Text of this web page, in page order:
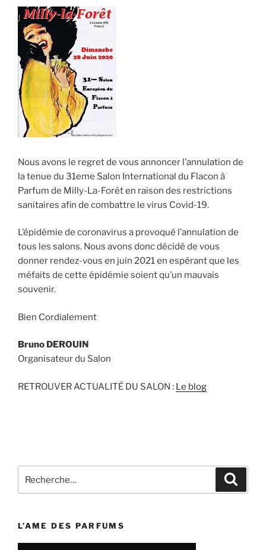
Nous avons le regret de vous annoncer l’annulation de
la tenue du 31eme Salon International du Flacon à
Parfum de Milly-La-Forêt en raison des restrictions
sanitaires afin de combattre le virus Covid-19.
L’épidémie de coronavirus a provoqué l’annulation de
tous les salons. Nous avons donc décidé de vous
donner rendez-vous en juin 2021 en espérant que les
méfaits de cette épidémie soient qu’un mauvais
souvenir.
Bien Cordialement
Bruno DEROUIN
Organisateur du Salon
RETROUVER ACTUALITÉ DU SALON : Le blog
pour
L’AME DES PARFUMS